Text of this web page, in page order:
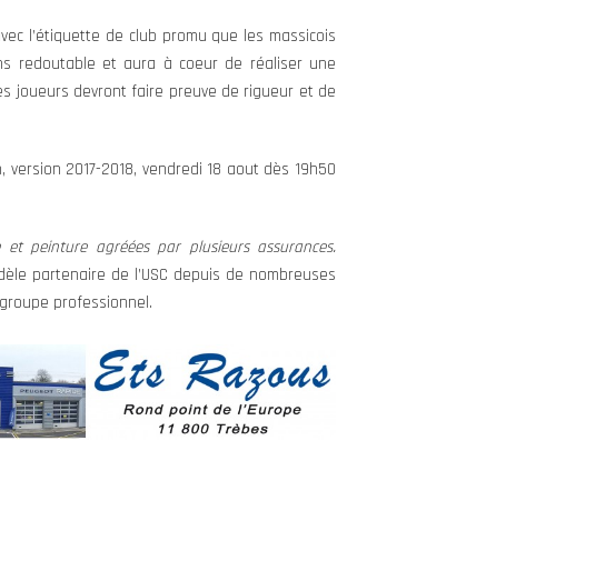
l’étiquette de club promu que les massicois
redoutable et aura à coeur de réaliser une
joueurs devront faire preuve de rigueur et de
2017-2018, vendredi 18 aout dès 19h50
peinture agréées par plusieurs assurances.
partenaire de l’USC depuis de nombreuses
professionnel.